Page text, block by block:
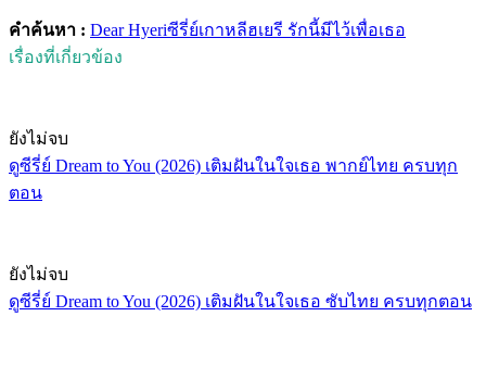
คำค้นหา : Dear Hyeriซีรี่ย์เกาหลีฮเยรี รักนี้มีไว้เพื่อเธอ
เรื่องที่เกี่ยวข้อง
ยังไม่จบ
ดูซีรี่ย์ Dream to You (2026) เติมฝันในใจเธอ พากย์ไทย ครบทุก
ตอน
ยังไม่จบ
ดูซีรี่ย์ Dream to You (2026) เติมฝันในใจเธอ ซับไทย ครบทุกตอน